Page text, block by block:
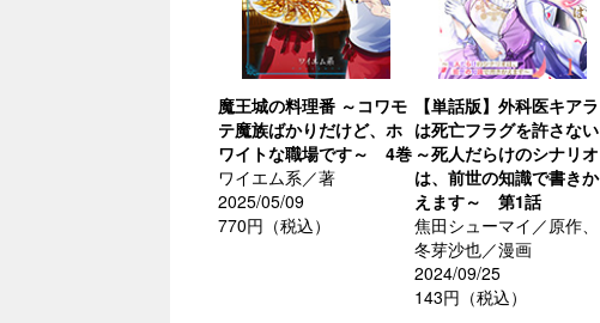
魔王城の料理番 ～コワモ
テ魔族ばかりだけど、ホ
ワイトな職場です～ 4巻
ワイエム系／著
2025/05/09
770円（税込）
【単話版】外科医キアラ
は死亡フラグを許さない
～死人だらけのシナリオ
は、前世の知識で書きか
えます～ 第1話
焦田シューマイ／原作、
冬芽沙也／漫画
2024/09/25
143円（税込）